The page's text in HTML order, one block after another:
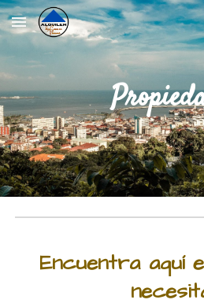
Skip to main content
Encuentra aquí